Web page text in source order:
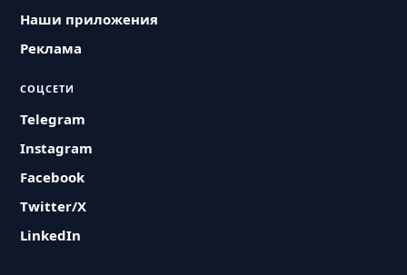
Наши приложения
Реклама
СОЦСЕТИ
Telegram
Instagram
Facebook
Twitter/X
LinkedIn